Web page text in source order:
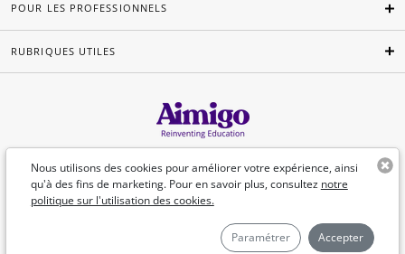
Nous utilisons des cookies pour améliorer votre expérience, ainsi
qu'à des fins de marketing. Pour en savoir plus, consultez notre
politique sur l'utilisation des cookies.
Paramétrer Accepter
POUR LES PROFESSIONNELS
RUBRIQUES UTILES
Français
©Aimigo 2026